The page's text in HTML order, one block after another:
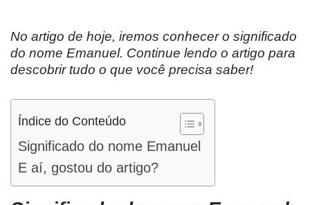
No artigo de hoje, iremos conhecer o significado
do nome Emanuel. Continue lendo o artigo para
descobrir tudo o que você precisa saber!
Índice do Conteúdo
Significado do nome Emanuel
E aí, gostou do artigo?